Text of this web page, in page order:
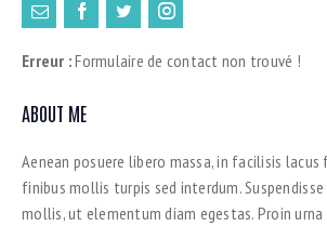
Erreur :Formulaire de contact non trouvé !
ABOUT ME
Aenean posuere libero massa, in facilisis lacus
finibus mollis turpis sed interdum.
mollis, ut elementum diam egestas. Proin